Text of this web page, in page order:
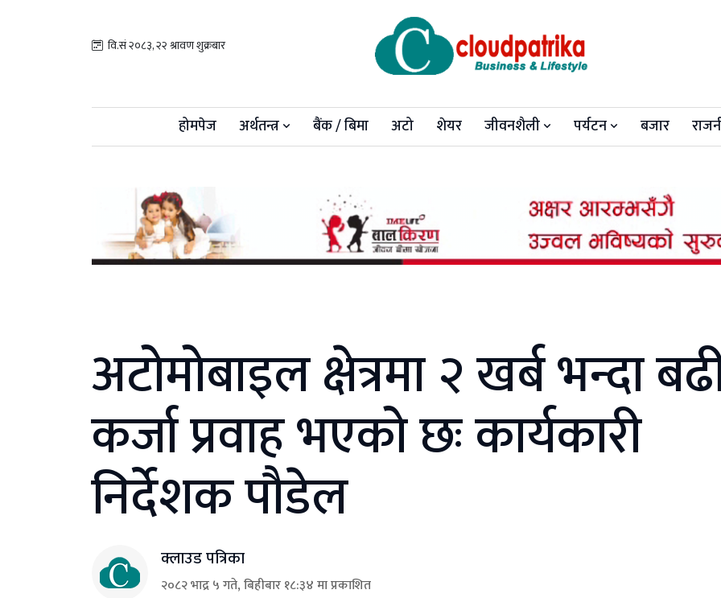
वि.सं २०८३, २२ श्रावण शुक्रबार
होमपेज अर्थतन्त्र बैंक / बिमा अटो शेयर जीवनशैली पर्यटन बजार
अटोमोबाइल क्षेत्रमा २ खर्ब भन्दा
कर्जा प्रवाह भएको छः कार्यकारी
निर्देशक पौडेल
क्लाउड पत्रिका
२०८२ भाद्र ५ गते, बिहीबार १८:३४ मा प्रकाशित